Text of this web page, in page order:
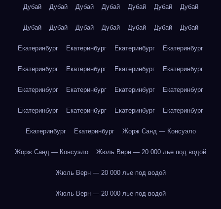
Дубай Дубай Дубай Дубай Дубай Дубай Дубай
Дубай Дубай Дубай Дубай Дубай Дубай Дубай
Екатеринбург Екатеринбург Екатеринбург Екатеринбург
Екатеринбург Екатеринбург Екатеринбург Екатеринбург
Екатеринбург Екатеринбург Екатеринбург Екатеринбург
Екатеринбург Екатеринбург Екатеринбург Екатеринбург
Екатеринбург Екатеринбург Жорж Санд — Консуэло
Жорж Санд — Консуэло Жюль Верн — 20 000 лье под водой
Жюль Верн — 20 000 лье под водой
Жюль Верн — 20 000 лье под водой